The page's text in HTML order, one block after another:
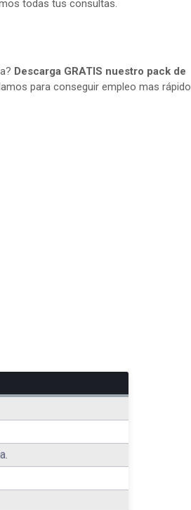
todas tus consultas.
Descarga GRATIS nuestro pack de
para conseguir empleo mas rápido